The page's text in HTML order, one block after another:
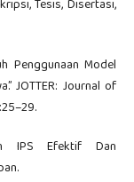
Tesis, Disertasi,
Penggunaan Model
JOTTER: Journal of
IPS Efektif Dan